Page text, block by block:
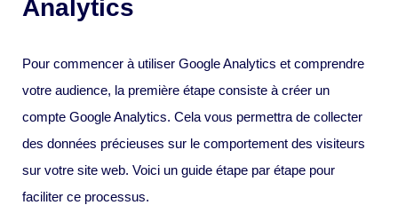
Analytics
Pour commencer à utiliser Google Analytics et comprendre
votre audience, la première étape consiste à créer un
compte Google Analytics. Cela vous permettra de collecter
des données précieuses sur le comportement des visiteurs
sur votre site web. Voici un guide étape par étape pour
faciliter ce processus.